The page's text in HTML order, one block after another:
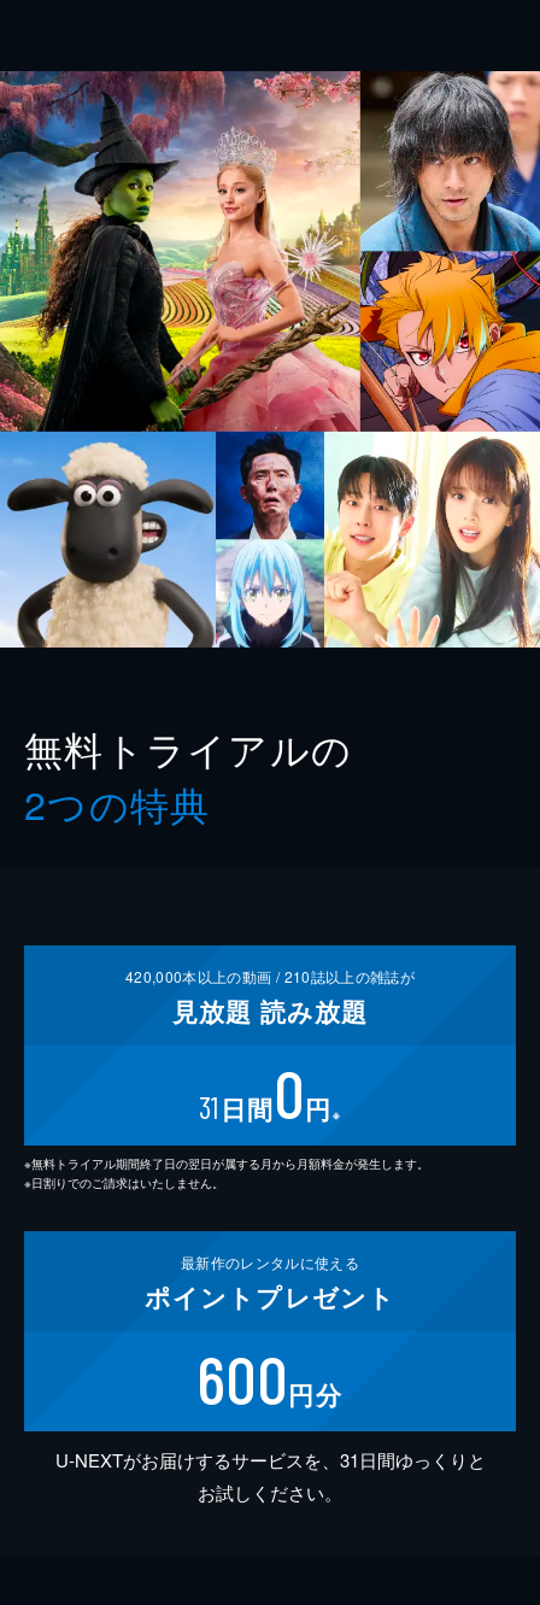
無料トライアルの
2つの特典
420,000本以上の動画 /210誌以上の雑誌が
見放題 読み放題
31 日間0円 ※
※無料トライアル期間終了日の翌日が属する月から月額料金が発生します。
※日割りでのご請求はいたしません。
最新作のレンタルに使える
ポイント プレゼント
600円分
U-NEXTがお届けするサービスを、31日間ゆっくりと
お試しください。